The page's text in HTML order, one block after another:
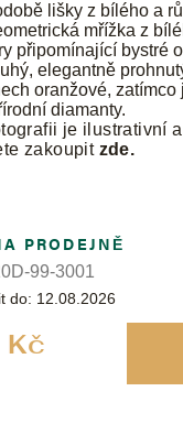
lišky z bílého a
mřížka z
připomínající bystré
elegantně
oranžové,
diamanty.
je ilustrativní
zakoupit zde.
PRODEJNĚ
do: 12.08.2026
99-3001